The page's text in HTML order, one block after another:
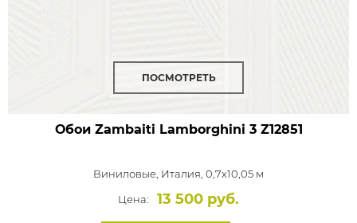
ПОСМОТРЕТЬ
Обои Zambaiti Lamborghini 3Z12851
Виниловые, Италия, 0,7x10,05 м
Цена:
13 500 руб.